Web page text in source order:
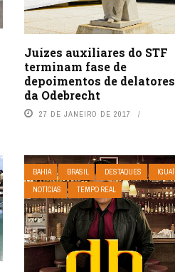
Juízes auxiliares do STF
terminam fase de
depoimentos de delatores
da Odebrecht
27 DE JANEIRO DE 2017
BAHIA BRASIL DESTAQUES
IGUAÍ
NOTÍCIAS
TEMPO REAL